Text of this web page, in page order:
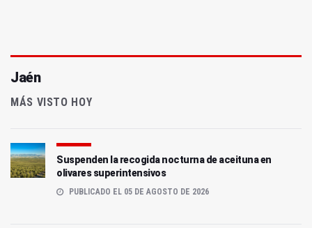
Jaén
MÁS VISTO HOY
Suspenden la recogida nocturna de aceituna en
olivares superintensivos
PUBLICADO EL 05 DE AGOSTO DE 2026